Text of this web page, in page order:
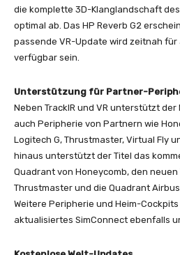
die komplette 3D-Klanglandschaft
optimal ab. Das HP Reverb G2
passende VR-Update wird zeitnah für
verfügbar sein.
Unterstützung für Partner-
Neben TrackIR und VR unterstützt
auch Peripherie von Partnern wie
Logitech G, Thrustmaster, Virtual Fly
hinaus unterstützt der Titel das
Quadrant von Honeycomb, den neuen
Thrustmaster und die Quadrant
Weitere Peripherie und Heim-
aktualisiertes SimConnect ebenfalls